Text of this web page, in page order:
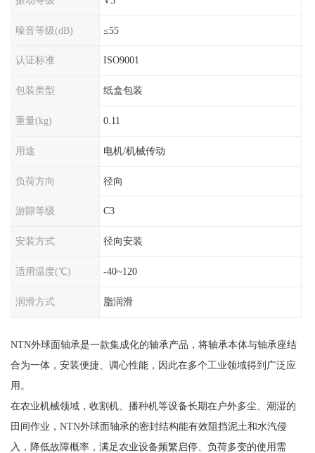
噪音等级(dB) ≤55
认证标准 ISO9001
包装类型 纸盒包装
重量(kg) 0.11
用途 电机/机械传动
负荷方向 径向
游隙等级 C3
安装方式 径向安装
适用温度(℃) -40~120
润滑方式 脂润滑
NTN外球面轴承是一款集成化的轴承产品，将轴承本体与轴承座结
合为一体，安装便捷、调心性能，因此在多个工业领域得到广泛应
用。
在农业机械领域，收割机、播种机等设备长期在户外多尘、潮湿的
田间作业，NTN外球面轴承的密封结构能有效阻挡泥土和水汽侵
入，降低故障概率，满足农业设备频繁启停、负荷多变的使用需